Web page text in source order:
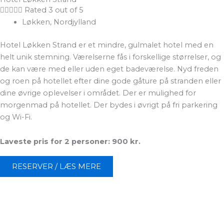
 Rated 3 out of 5
Løkken, Nordjylland
Hotel Løkken Strand er et mindre, gulmalet hotel med en
helt unik stemning. Værelserne fås i forskellige størrelser, og
de kan være med eller uden eget badeværelse. Nyd freden
og roen på hotellet efter dine gode gåture på stranden eller
dine øvrige oplevelser i området. Der er mulighed for
morgenmad på hotellet. Der bydes i øvrigt på fri parkering
og Wi-Fi.
Laveste pris for 2 personer: 900 kr.
RESERVER / LÆS MERE